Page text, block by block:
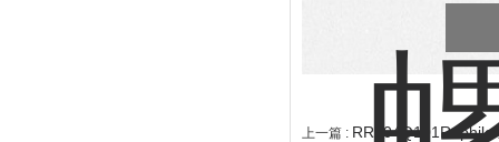
上一篇 :